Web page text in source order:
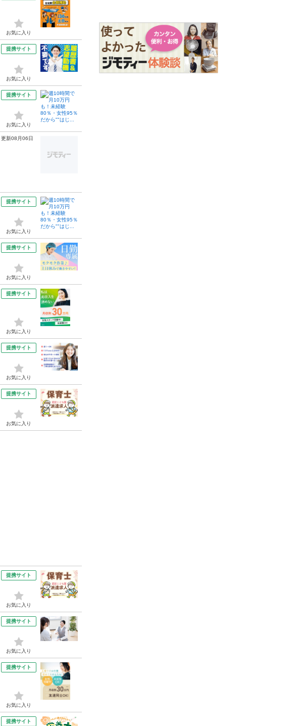
お気に入り
提携サイト
お気に入り
提携サイト
お気に入り
更新08月06日
提携サイト
お気に入り
提携サイト
お気に入り
提携サイト
お気に入り
提携サイト
お気に入り
提携サイト
お気に入り
提携サイト
お気に入り
提携サイト
お気に入り
提携サイト
お気に入り
提携サイト